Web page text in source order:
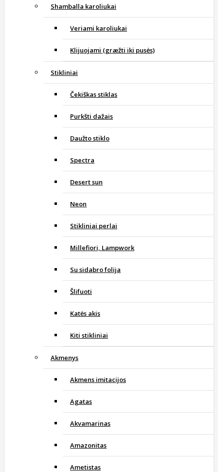
Shamballa karoliukai
Veriami karoliukai
Klijuojami (græžti iki pusės)
Stikliniai
Čekiškas stiklas
Purkšti dažais
Daužto stiklo
Spectra
Desert sun
Neon
Stikliniai perlai
Millefiori, Lampwork
Su sidabro folija
Šlifuoti
Katės akis
Kiti stikliniai
Akmenys
Akmens imitacijos
Agatas
Akvamarinas
Amazonitas
Ametistas